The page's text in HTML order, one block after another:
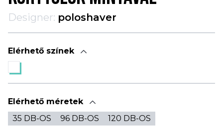
Designer: poloshaver
Elérhető színek
Elérhető méretek
35 DB-OS
96 DB-OS 120 DB-OS